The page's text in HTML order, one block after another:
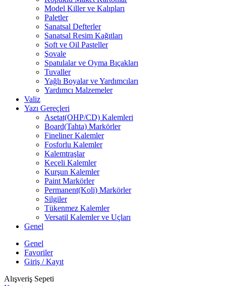
Model Killer ve Kalıpları
Paletler
Sanatsal Defterler
Sanatsal Resim Kağıtları
Soft ve Oil Pasteller
Şovale
Spatulalar ve Oyma Bıçakları
Tuvaller
Yağlı Boyalar ve Yardımcıları
Yardımcı Malzemeler
Valiz
Yazı Gereçleri
Asetat(OHP/CD) Kalemleri
Board(Tahta) Markörler
Fineliner Kalemler
Fosforlu Kalemler
Kalemtraşlar
Keçeli Kalemler
Kurşun Kalemler
Paint Markörler
Permanent(Koli) Markörler
Silgiler
Tükenmez Kalemler
Versatil Kalemler ve Uçları
Genel
Genel
Favoriler
Giriş / Kayıt
Alışveriş Sepeti